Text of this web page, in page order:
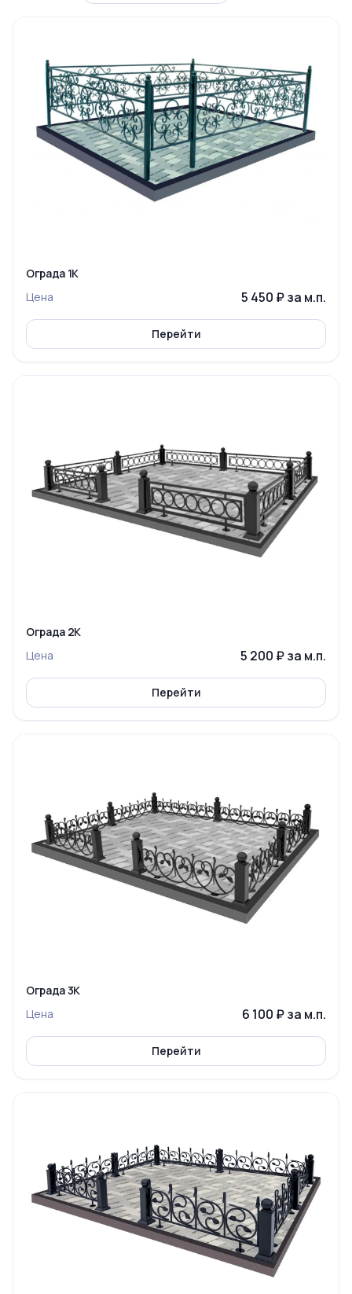
Ограда 1К
Цена
5 450 ₽ за м.п.
Перейти
Ограда 2К
Цена
5 200 ₽ за м.п.
Перейти
Ограда 3К
Цена
6 100 ₽ за м.п.
Перейти